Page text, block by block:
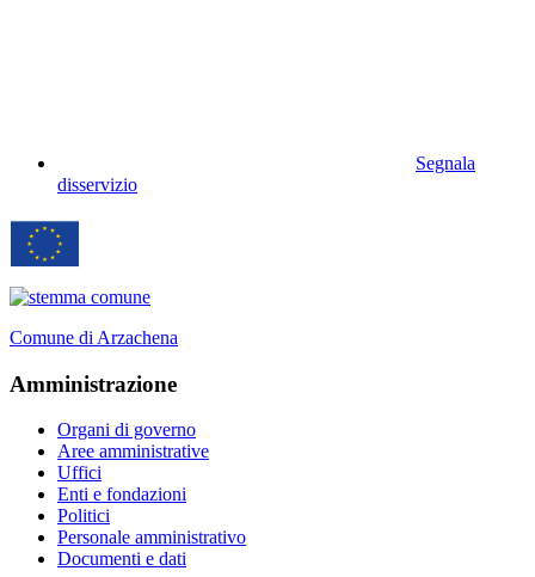
Segnala
disservizio
Comune di Arzachena
Amministrazione
Organi di governo
Aree amministrative
Uffici
Enti e fondazioni
Politici
Personale amministrativo
Documenti e dati